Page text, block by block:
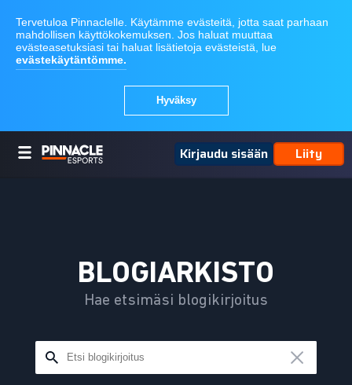
Kirjaudu sisään Liity
BLOGIARKISTO
Hae etsimäsi blogikirjoitus